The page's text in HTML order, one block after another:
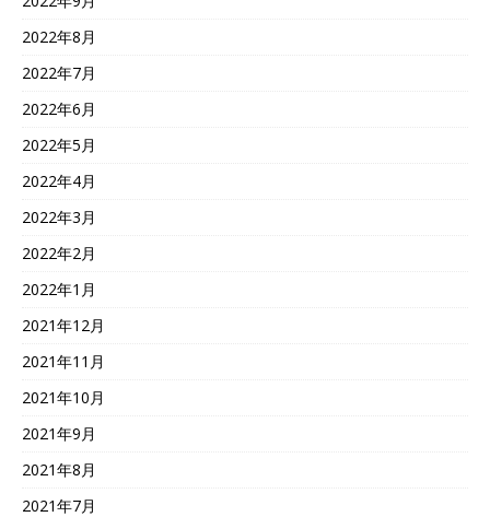
2022年8月
2022年7月
2022年6月
2022年5月
2022年4月
2022年3月
2022年2月
2022年1月
2021年12月
2021年11月
2021年10月
2021年9月
2021年8月
2021年7月